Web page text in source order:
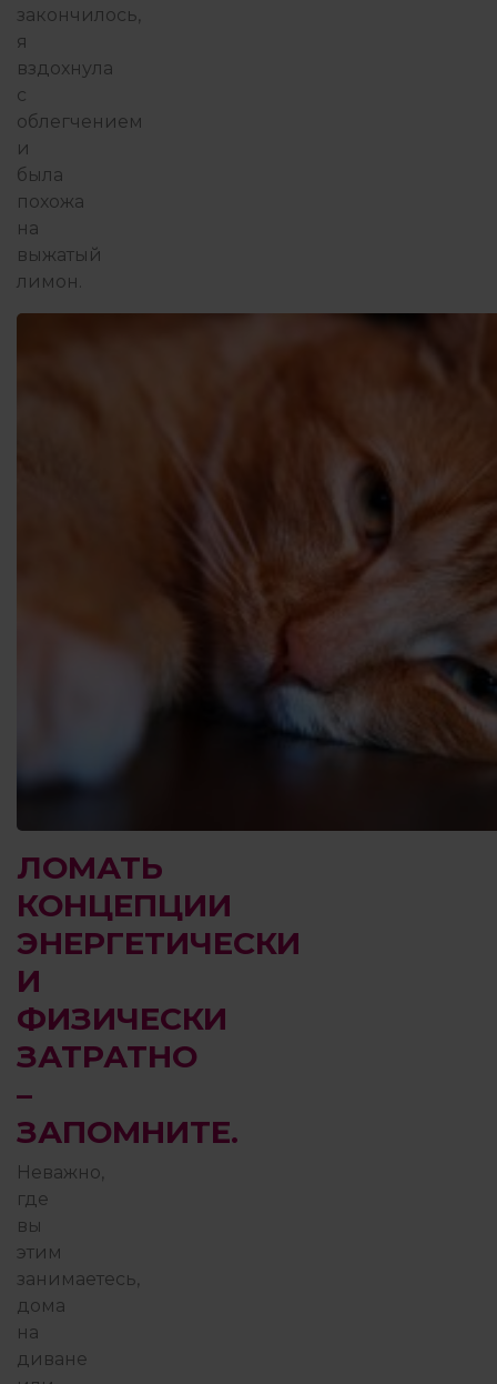
закончилось,
я
вздохнула
с
облегчением
и
была
похожа
на
выжатый
лимон.
ЛОМАТЬ
КОНЦЕПЦИИ
ЭНЕРГЕТИЧЕСКИ
И
ФИЗИЧЕСКИ
ЗАТРАТНО
–
ЗАПОМНИТЕ.
Неважно,
где
вы
этим
занимаетесь,
дома
на
диване